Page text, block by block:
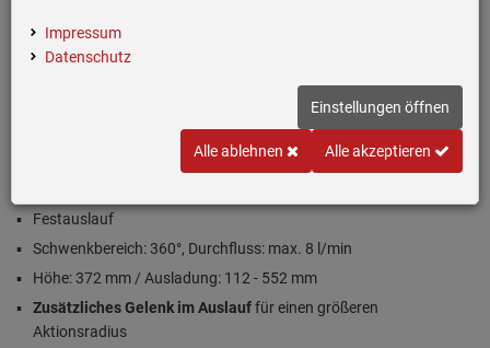
Festauslauf
Schwenkbereich: 360°, Durchfluss: max. 8 l/min
Höhe: 372 mm / Ausladung: 112 - 552 mm
Zusätzliches Gelenk im Auslauffür einen größeren
Aktionsradius
Impressum
Datenschutz
Einstellungen öffnen
Alle ablehnen Alle akzeptieren